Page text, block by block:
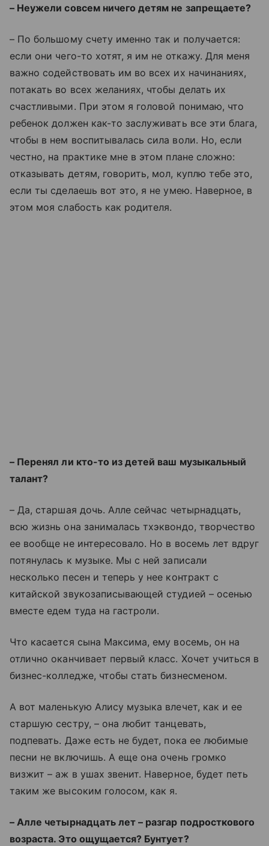
– Неужели совсем ничего детям не запрещаете?
– По большому счету именно так и получается:
если они чего-то хотят, я им не откажу. Для меня
важно содействовать им во всех их начинаниях,
потакать во всех желаниях, чтобы делать их
счастливыми. При этом я головой понимаю, что
ребенок должен как-то заслуживать все эти блага,
чтобы в нем воспитывалась сила воли. Но, если
честно, на практике мне в этом плане сложно:
отказывать детям, говорить, мол, куплю тебе это,
если ты сделаешь вот это, я не умею. Наверное, в
этом моя слабость как родителя.
– Перенял ли кто-то из детей ваш музыкальный
талант?
– Да, старшая дочь. Алле сейчас четырнадцать,
всю жизнь она занималась тхэквондо, творчество
ее вообще не интересовало. Но в восемь лет вдруг
потянулась к музыке. Мы с ней записали
несколько песен и теперь у нее контракт с
китайской звукозаписывающей студией – осенью
вместе едем туда на гастроли.
Что касается сына Максима, ему восемь, он на
отлично оканчивает первый класс. Хочет учиться в
бизнес-колледже, чтобы стать бизнесменом.
А вот маленькую Алису музыка влечет, как и ее
старшую сестру, – она любит танцевать,
подпевать. Даже есть не будет, пока ее любимые
песни не включишь. А еще она очень громко
визжит – аж в ушах звенит. Наверное, будет петь
таким же высоким голосом, как я.
– Алле четырнадцать лет – разгар подросткового
возраста. Это ощущается? Бунтует?